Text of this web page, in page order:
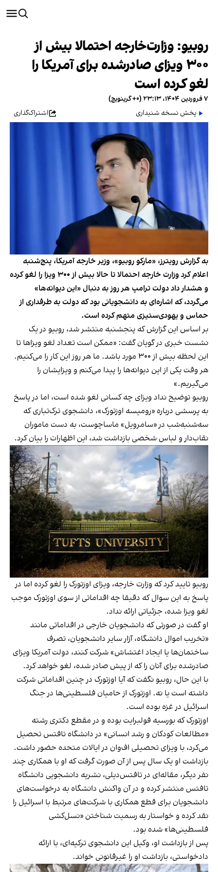
روبیو: وزارت‌خارجه احتمالا بیش از
۳۰۰ ویزای صادرشده برای آمریکا را
لغو کرده است
۷ فروردین ۱۴۰۴، ۲۳:۱۳ (‎+۰ گرینویچ)
پخش نسخه شنیداری
اشتراک‌گذاری
به گزارش رویترز، «مارکو روبیو»، وزیر خارجه آمریکا، پنج‌شنبه
اعلام کرد وزارت خارجه احتمالا تا حالا بیش از ۳۰۰ ویزا را لغو کرده
و هشدار داد دولت ترامپ هر روز به دنبال «این دیوانه‌ها»
می‌گردد، که اشاره‌‌ای به دانشجویانی بود که دولت به طرفداری از
حماس و یهودی‌ستیزی متهم کرده است.
بر اساس این گزارش که پنجشنبه منتشر شد، روبیو در یک
نشست خبری در گویان گفت: «ممکن است تعداد لغو ویزاها تا
این لحظه بیش از ۳۰۰ مورد باشد. ما هر روز این کار را می‌کنیم.
هر وقت یکی از این دیوانه‌ها را پیدا می‌کنم و ویزایشان را
می‌گیریم.»
روبیو توضیح نداد ویزای چه کسانی لغو شده است، اما در پاسخ
به پرسشی درباره «رومیسه اوزتورک»، دانشجوی ترک‌تباری که
سه‌شنبه‌شب در «سامرویل» ماساچوست، به دست ماموران
نقاب‌دار و لباس شخصی بازداشت شد، این اظهارات را بیان کرد.
روبیو تایید کرد که وزارت خارجه، ویزای اوزتورک را لغو کرده اما در
پاسخ به این سوال که دقیقا چه اقداماتی از سوی اوزتورک موجب
لغو ویزا شده، جزئیاتی ارائه نداد.
او گفت در صورتی که دانشجویان خارجی در اقداماتی مانند
«تخریب اموال دانشگاه، آزار سایر دانشجویان، تصرف
ساختمان‌ها یا ایجاد اغتشاش» شرکت کنند، دولت آمریکا ویزای
صادرشده برای آنان را که از پیش صادر شده، لغو خواهد کرد.
با این حال، روبیو نگفت که آیا اوزتورک در چنین اقداماتی شرکت
داشته است یا نه. اوزتورک از حامیان فلسطینی‌ها در جنگ
اسرائیل در غزه بوده است.
اوزتورک که بورسیه فولبرایت بوده و در مقطع دکتری رشته
«مطالعات کودکان و رشد انسانی» در دانشگاه تافتس تحصیل
می‌کرد، با ویزای تحصیلی ا‌ف‌وان در ایالات متحده حضور داشت.
بازداشت او یک سال پس از آن صورت گرفت که او با همکاری چند
نفر دیگر، مقاله‌ای در تافتس‌دیلی، نشریه دانشجویی دانشگاه
تافتس منتشر کرده و در آن واکنش دانشگاه به درخواست‌های
دانشجویان برای قطع همکاری با شرکت‌های مرتبط با اسرائیل را
نقد کرده و خواستار به رسمیت شناختن «نسل‌کشی
فلسطینی‌ها» شده بود.
پس از بازداشت او، وکیل این دانشجوی ترکیه‌ای، با ارائه
دادخواستی، بازداشت او را غیرقانونی خواند.